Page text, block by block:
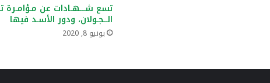
تسع شـــهـادات عن مـؤامـرة
الــجـولان، ودور الأسـد فيها
يونيو 8, 2020